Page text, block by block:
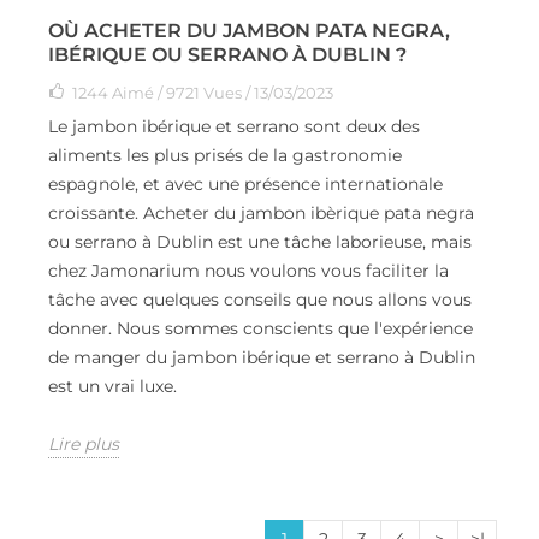
OÙ ACHETER DU JAMBON PATA NEGRA,
IBÉRIQUE OU SERRANO À DUBLIN ?
1244 Aimé / 9721 Vues / 13/03/2023
Le jambon ibérique et serrano sont deux des
aliments les plus prisés de la gastronomie
espagnole, et avec une présence internationale
croissante. Acheter du jambon ibèrique pata negra
ou serrano à Dublin est une tâche laborieuse, mais
chez Jamonarium nous voulons vous faciliter la
tâche avec quelques conseils que nous allons vous
donner. Nous sommes conscients que l'expérience
de manger du jambon ibérique et serrano à Dublin
est un vrai luxe.
Lire plus